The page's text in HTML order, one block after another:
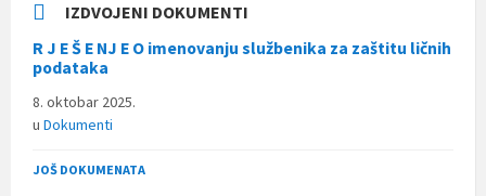
IZDVOJENI DOKUMENTI
R J E Š E NJ E O imenovanju službenika za zaštitu ličnih
podataka
8. oktobar 2025.
u Dokumenti
JOŠ DOKUMENATA